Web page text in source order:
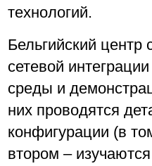
технологий.
Бельгийский центр
сетевой
среды и
них проводятся
конфигурации (в
втором –